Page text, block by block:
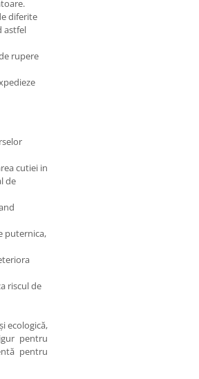
diferite
astfel
rupere
cutiei in
de
puternica,
riscul de
ecologică,
pentru
pentru